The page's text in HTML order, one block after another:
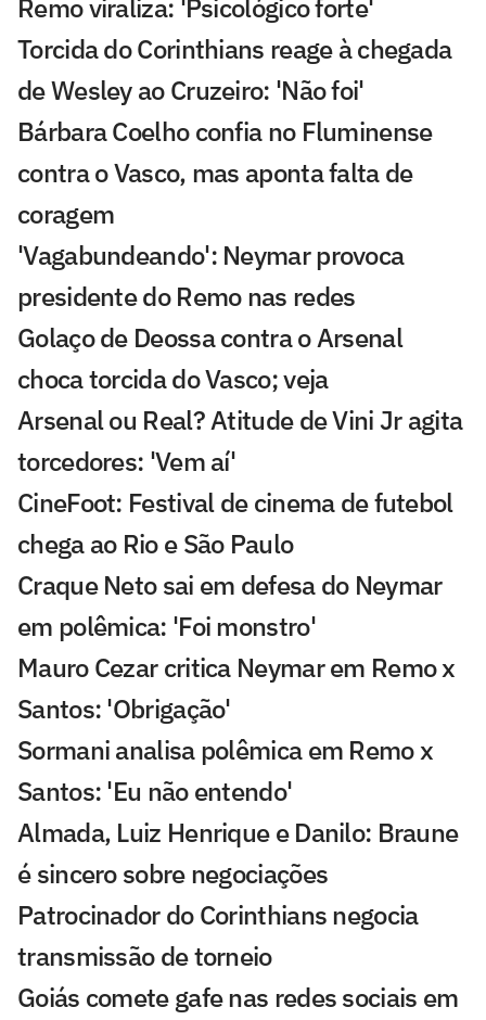
Remo viraliza: 'Psicológico forte'
Torcida do Corinthians reage à chegada
de Wesley ao Cruzeiro: 'Não foi'
Bárbara Coelho confia no Fluminense
contra o Vasco, mas aponta falta de
coragem
'Vagabundeando': Neymar provoca
presidente do Remo nas redes
Golaço de Deossa contra o Arsenal
choca torcida do Vasco; veja
Arsenal ou Real? Atitude de Vini Jr agita
torcedores: 'Vem aí'
CineFoot: Festival de cinema de futebol
chega ao Rio e São Paulo
Craque Neto sai em defesa do Neymar
em polêmica: 'Foi monstro'
Mauro Cezar critica Neymar em Remo x
Santos: 'Obrigação'
Sormani analisa polêmica em Remo x
Santos: 'Eu não entendo'
Almada, Luiz Henrique e Danilo: Braune
é sincero sobre negociações
Patrocinador do Corinthians negocia
transmissão de torneio
Goiás comete gafe nas redes sociais em